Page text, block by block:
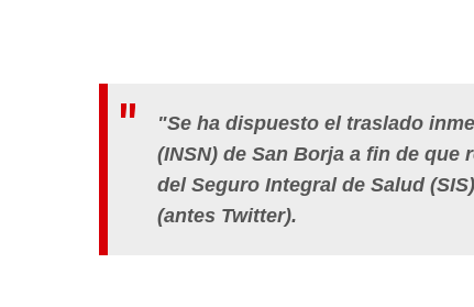
"Se ha dispuesto el traslado
(INSN) de San Borja a fin de
del Seguro Integral de Salud
(antes Twitter).